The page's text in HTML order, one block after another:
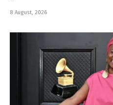
8 August, 2026